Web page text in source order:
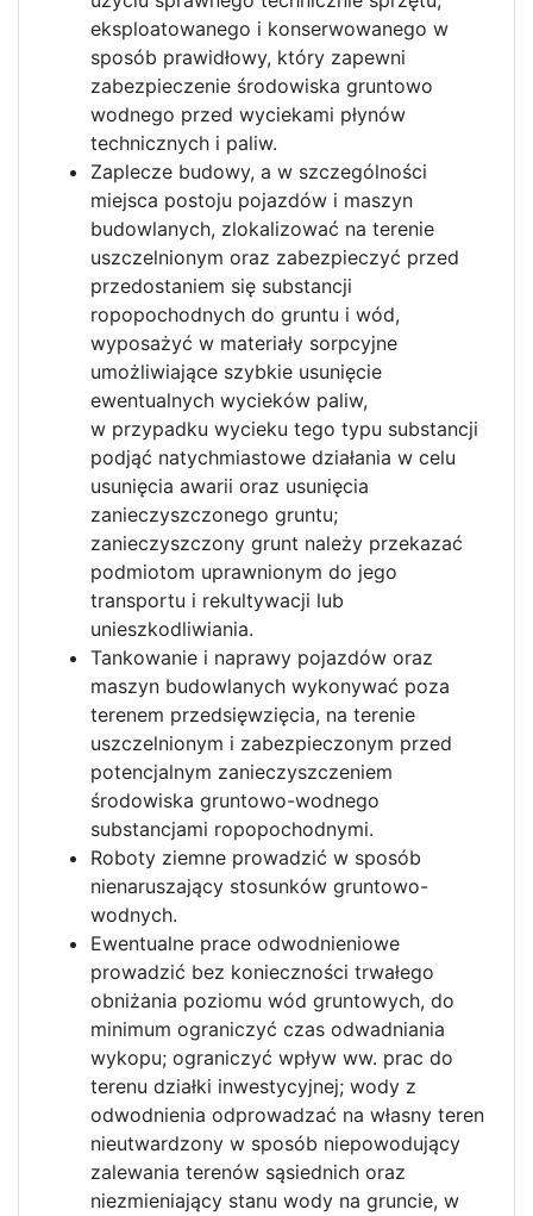
eksploatowanego i konserwowanego w
sposób prawidłowy, który zapewni
zabezpieczenie środowiska gruntowo
wodnego przed wyciekami płynów
technicznych i paliw.
Zaplecze budowy, a w szczególności
miejsca postoju pojazdów i maszyn
budowlanych, zlokalizować na terenie
uszczelnionym oraz zabezpieczyć przed
przedostaniem się substancji
ropopochodnych do gruntu i wód,
wyposażyć w materiały sorpcyjne
umożliwiające szybkie usunięcie
ewentualnych wycieków paliw,
w przypadku wycieku tego typu substancji
podjąć natychmiastowe działania w celu
usunięcia awarii oraz usunięcia
zanieczyszczonego gruntu;
zanieczyszczony grunt należy przekazać
podmiotom uprawnionym do jego
transportu i rekultywacji lub
unieszkodliwiania.
Tankowanie i naprawy pojazdów oraz
maszyn budowlanych wykonywać poza
terenem przedsięwzięcia, na terenie
uszczelnionym i zabezpieczonym przed
potencjalnym zanieczyszczeniem
środowiska gruntowo-wodnego
substancjami ropopochodnymi.
Roboty ziemne prowadzić w sposób
nienaruszający stosunków gruntowo-
wodnych.
Ewentualne prace odwodnieniowe
prowadzić bez konieczności trwałego
obniżania poziomu wód gruntowych, do
minimum ograniczyć czas odwadniania
wykopu; ograniczyć wpływ ww. prac do
terenu działki inwestycyjnej; wody z
odwodnienia odprowadzać na własny teren
nieutwardzony w sposób niepowodujący
zalewania terenów sąsiednich oraz
niezmieniający stanu wody na gruncie, w